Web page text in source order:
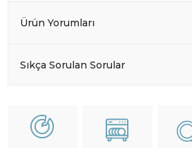
Ürün Yorumları
Sıkça Sorulan Sorular